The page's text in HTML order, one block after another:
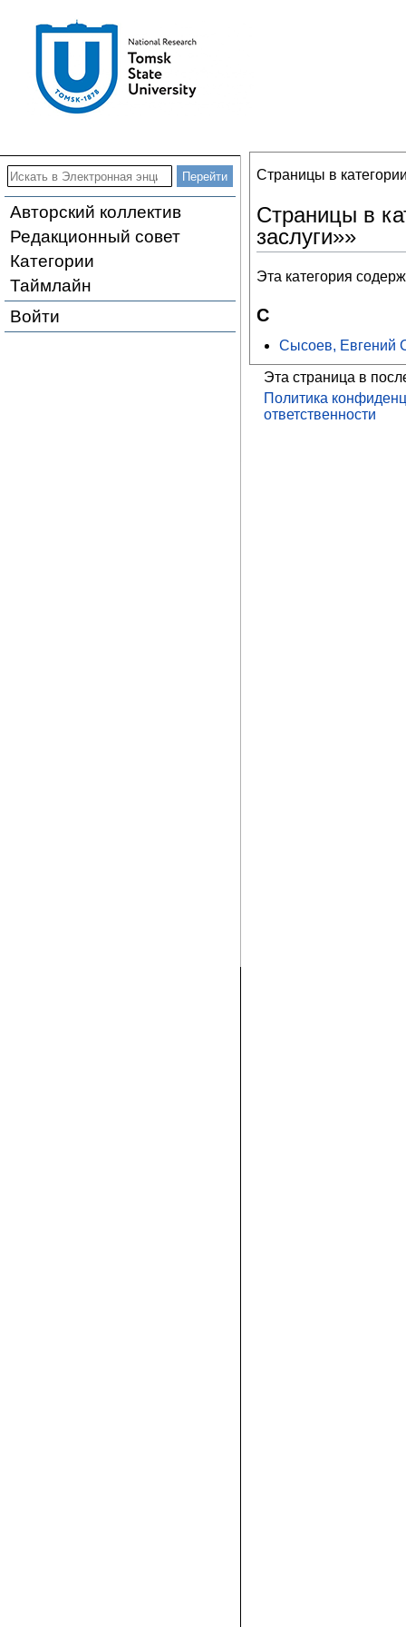
Авторский коллектив
Редакционный совет
Категории
Таймлайн
Войти
Страницы в
Страницы в
заслуги»»
Эта категория
С
Сысоев, Евгений
Эта страница в
Политика
ответственности